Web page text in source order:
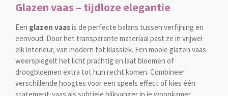
Glazen vaas – tijdloze elegantie
Een glazen vaasis de perfecte balans tussen verfijning en
eenvoud. Door het transparante materiaal past ze in vrijwel
elk interieur, van modern tot klassiek. Een mooie glazen vaas
weerspiegelt het licht prachtig en laat bloemen of
droogbloemen extra tot hun recht komen. Combineer
verschillende hoogtes voor een speels effect of kies één